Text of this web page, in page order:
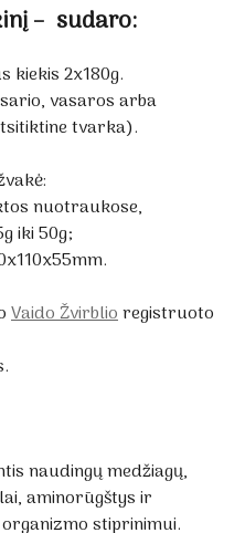
– sudaro:
kiekis 2x180g.
vasaros arba
tvarka).
nuotraukose,
iki 50g;
Vaido Žvirblioregistruoto
naudingų medžiagų,
aminorūgštys ir
stiprinimui.